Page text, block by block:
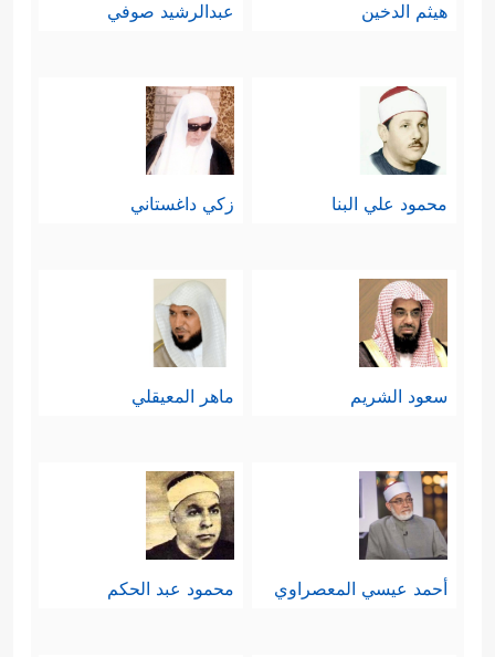
هيثم الدخين عبدالرشيد صوفي
محمود علي البنا زكي داغستاني
سعود الشريم ماهر المعيقلي
أحمد عيسي المعصراوي محمود عبد الحكم